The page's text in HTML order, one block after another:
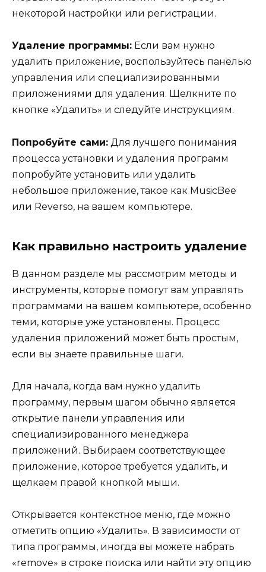
некоторой настройки или регистрации.
Удаление программы: Если вам нужно
удалить приложение, воспользуйтесь панелью
управления или специализированными
приложениями для удаления. Щелкните по
кнопке «Удалить» и следуйте инструкциям.
Попробуйте сами: Для лучшего понимания
процесса установки и удаления программ
попробуйте установить или удалить
небольшое приложение, такое как MusicBee
или Reverso, на вашем компьютере.
Как правильно настроить удаление
В данном разделе мы рассмотрим методы и
инструменты, которые помогут вам управлять
программами на вашем компьютере, особенно
теми, которые уже установлены. Процесс
удаления приложений может быть простым,
если вы знаете правильные шаги.
Для начала, когда вам нужно удалить
программу, первым шагом обычно является
открытие панели управления или
специализированного менеджера
приложений. Выбираем соответствующее
приложение, которое требуется удалить, и
щелкаем правой кнопкой мыши.
Открывается контекстное меню, где можно
отметить опцию «Удалить». В зависимости от
типа программы, иногда вы можете набрать
«remove» в строке поиска или найти эту опцию